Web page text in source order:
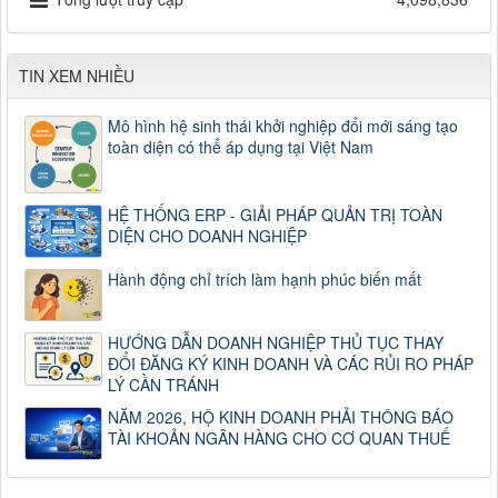
TIN XEM NHIỀU
Mô hình hệ sinh thái khởi nghiệp đổi mới sáng tạo
toàn diện có thể áp dụng tại Việt Nam
HỆ THỐNG ERP - GIẢI PHÁP QUẢN TRỊ TOÀN
DIỆN CHO DOANH NGHIỆP
Hành động chỉ trích làm hạnh phúc biến mất
HƯỚNG DẪN DOANH NGHIỆP THỦ TỤC THAY
ĐỔI ĐĂNG KÝ KINH DOANH VÀ CÁC RỦI RO PHÁP
LÝ CẦN TRÁNH
NĂM 2026, HỘ KINH DOANH PHẢI THÔNG BÁO
TÀI KHOẢN NGÂN HÀNG CHO CƠ QUAN THUẾ